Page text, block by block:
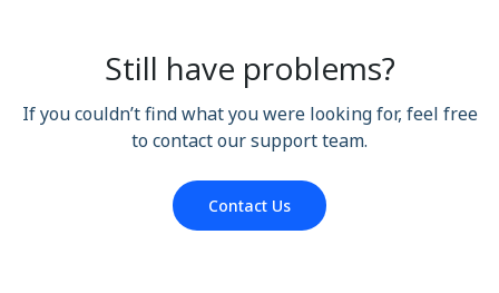
Still have problems?
If you couldn’t find what you were looking for, feel free
to contact our support team.